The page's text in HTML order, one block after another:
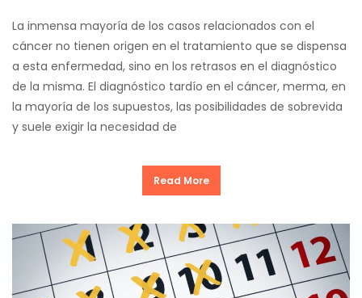
La inmensa mayoría de los casos relacionados con el
cáncer no tienen origen en el tratamiento que se dispensa
a esta enfermedad, sino en los retrasos en el diagnóstico
de la misma. El diagnóstico tardío en el cáncer, merma, en
la mayoría de los supuestos, las posibilidades de sobrevida
y suele exigir la necesidad de
Read More